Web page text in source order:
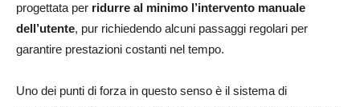
progettata per ridurre al minimo l’intervento manuale
dell’utente, pur richiedendo alcuni passaggi regolari per
garantire prestazioni costanti nel tempo.
Uno dei punti di forza in questo senso è il sistema di